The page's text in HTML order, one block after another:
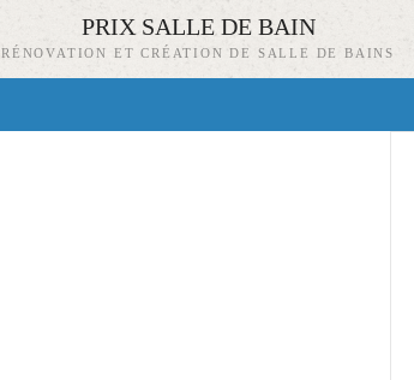
PRIX SALLE DE BAIN
RÉNOVATION ET CRÉATION DE SALLE DE BAINS